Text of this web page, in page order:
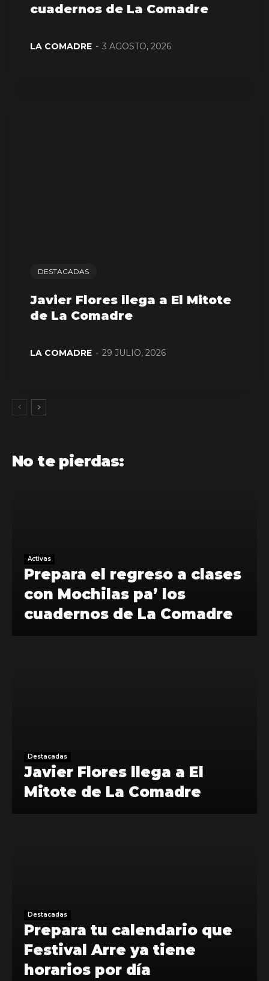
cuadernos de La Comadre
LA COMADRE - 3 AGOSTO, 2026
DESTACADAS
Javier Flores llega a El Mitote
de La Comadre
LA COMADRE - 29 JULIO, 2026
No te pierdas:
Activas
Prepara el regreso a clases
con Mochilas pa’ los
cuadernos de La Comadre
Destacadas
Javier Flores llega a El
Mitote de La Comadre
Destacadas
Prepara tu calendario que
Festival Arre ya tiene
horarios por día